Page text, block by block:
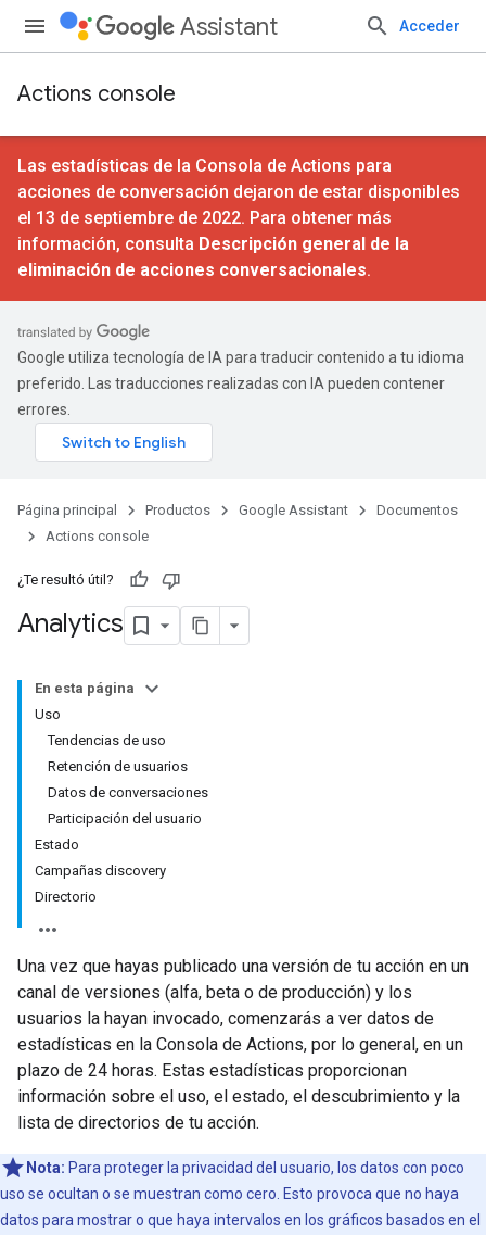
Assistant Acceder
Actions console
Las estadísticas de la Consola de Actions para
acciones de conversación dejaron de estar disponibles
el 13 de septiembre de 2022. Para obtener más
información, consulta Descripción general de la
eliminación de acciones conversacionales.
Google utiliza tecnología de IA para traducir contenido a tu idioma
preferido. Las traducciones realizadas con IA pueden contener
errores.
Página principal Productos Google Assistant
Documentos
Actions console
¿Te resultó útil?
Analytics
En esta página
Uso
Tendencias de uso
Retención de usuarios
Datos de conversaciones
Participación del usuario
Estado
Campañas discovery
Directorio
Una vez que hayas publicado una versión de tu acción en un
canal de versiones (alfa, beta o de producción) y los
usuarios la hayan invocado, comenzarás a ver datos de
estadísticas en la Consola de Actions, por lo general, en un
plazo de 24 horas. Estas estadísticas proporcionan
información sobre el uso, el estado, el descubrimiento y la
lista de directorios de tu acción.
Nota: Para proteger la privacidad del usuario, los datos con poco
uso se ocultan o se muestran como cero. Esto provoca que no haya
datos para mostrar o que haya intervalos en los gráficos basados en el